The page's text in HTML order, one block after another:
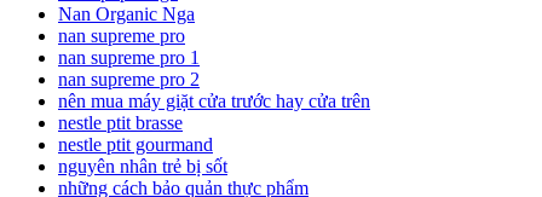
Nan Organic Nga
nan supreme pro
nan supreme pro 1
nan supreme pro 2
nên mua máy giặt cửa trước hay cửa trên
nestle ptit brasse
nestle ptit gourmand
nguyên nhân trẻ bị sốt
những cách bảo quản thực phẩm